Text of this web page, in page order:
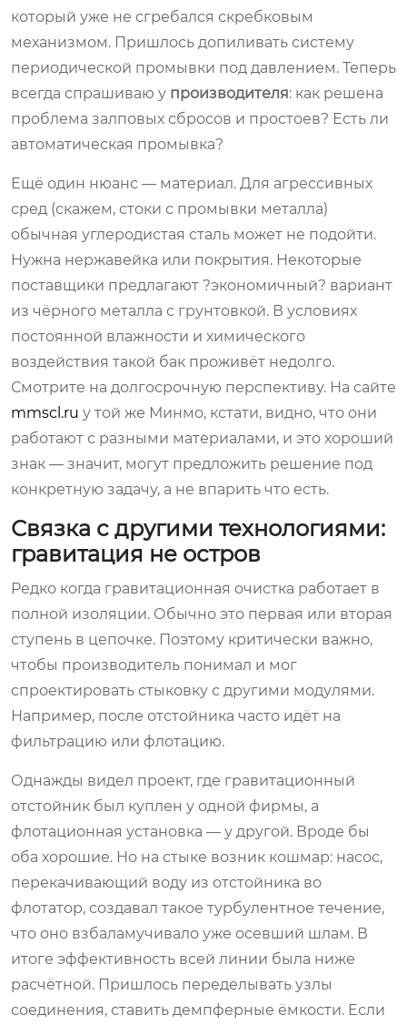
который уже не сгребался скребковым
механизмом. Пришлось допиливать систему
периодической промывки под давлением. Теперь
всегда спрашиваю у производителя: как решена
проблема залповых сбросов и простоев? Есть ли
автоматическая промывка?
Ещё один нюанс — материал. Для агрессивных
сред (скажем, стоки с промывки металла)
обычная углеродистая сталь может не подойти.
Нужна нержавейка или покрытия. Некоторые
поставщики предлагают ?экономичный? вариант
из чёрного металла с грунтовкой. В условиях
постоянной влажности и химического
воздействия такой бак проживёт недолго.
Смотрите на долгосрочную перспективу. На сайте
mmscl.ru у той же Минмо, кстати, видно, что они
работают с разными материалами, и это хороший
знак — значит, могут предложить решение под
конкретную задачу, а не впарить что есть.
Связка с другими технологиями:
гравитация не остров
Редко когда гравитационная очистка работает в
полной изоляции. Обычно это первая или вторая
ступень в цепочке. Поэтому критически важно,
чтобы производитель понимал и мог
спроектировать стыковку с другими модулями.
Например, после отстойника часто идёт на
фильтрацию или флотацию.
Однажды видел проект, где гравитационный
отстойник был куплен у одной фирмы, а
флотационная установка — у другой. Вроде бы
оба хорошие. Но на стыке возник кошмар: насос,
перекачивающий воду из отстойника во
флотатор, создавал такое турбулентное течение,
что оно взбаламучивало уже осевший шлам. В
итоге эффективность всей линии была ниже
расчётной. Пришлось переделывать узлы
соединения, ставить демпферные ёмкости. Если